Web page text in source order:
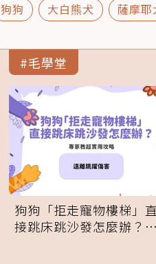
狗狗 大白熊犬 薩摩耶
#毛學堂
狗狗「拒走寵物樓梯」直
接跳床跳沙發怎麼辦？專